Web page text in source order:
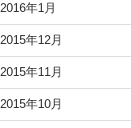
2016年1月
2015年12月
2015年11月
2015年10月